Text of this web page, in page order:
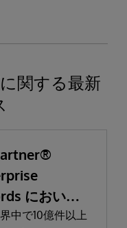
関する最新
において
る
中で10億件以上